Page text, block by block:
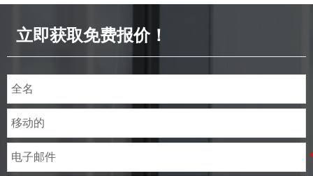
立即获取免费报价！